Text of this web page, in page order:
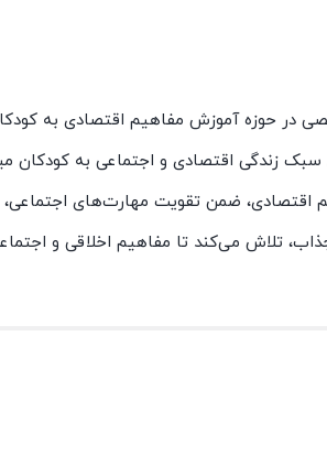
عنوان تنها نشریه تخصصی در حوزه آموزش مفاهیم
سبک زندگی اقتصادی و اجتماعی به کودکان
اقتصادی، ضمن تقویت مهارت‌های
تلاش می‌کند تا مفاهیم اخلاقی و